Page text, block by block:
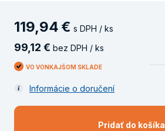
119,94 € s DPH / ks
99 12 € bez DPH / ks
VO VONKAJŠOM SKLADE
Informácie o doručení
Pridať do košíka